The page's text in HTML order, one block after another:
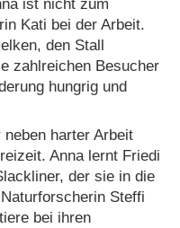
ist nicht zum
Kati bei der Arbeit.
den Stall
zahlreichen Besucher
hungrig und
harter Arbeit
Anna lernt Friedi
der sie in die
Steffi
bei ihren